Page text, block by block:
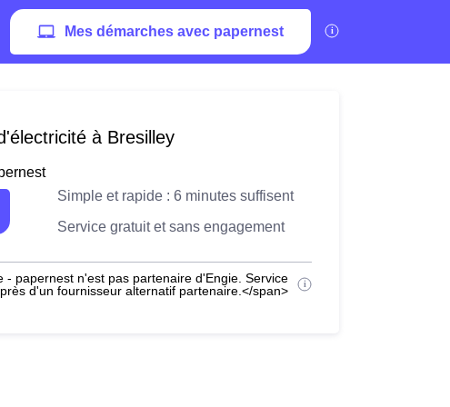
Mes démarches avec papernest
à Bresilley
Simple et rapide : 6 minutes suffisent
Service gratuit et sans engagement
- papernest n'est pas partenaire d'Engie. Service
d'un fournisseur alternatif partenaire.</span>